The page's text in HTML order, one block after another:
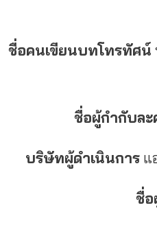
ชื่อคนเขียนบทโทรทัศน์
ชื่อผู้กำกับละ
บริษัทผู้ดำเนินการ แ
ชื่อ